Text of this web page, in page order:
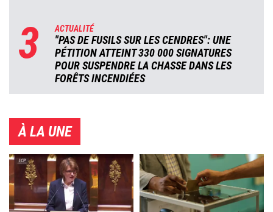
3 ACTUALITÉ
"PAS DE FUSILS SUR LES CENDRES": UNE
PÉTITION ATTEINT 330 000 SIGNATURES
POUR SUSPENDRE LA CHASSE DANS LES
FORÊTS INCENDIÉES
À LA UNE
Image Image